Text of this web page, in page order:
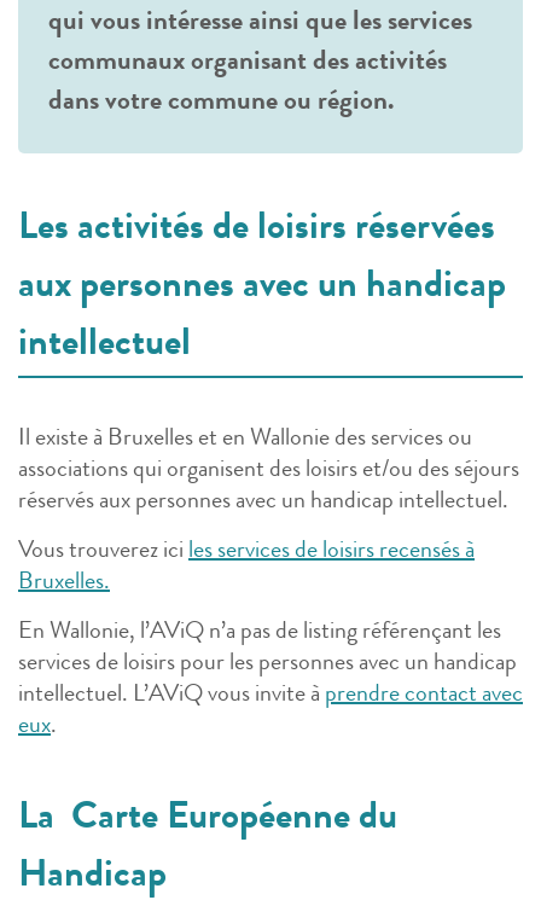
qui vous intéresse ainsi que les services
communaux organisant des activités
dans votre commune ou région.
Les activités de loisirs réservées
aux personnes avec un handicap
intellectuel
Il existe à Bruxelles et en Wallonie des services ou
associations qui organisent des loisirs et/ou des séjours
réservés aux personnes avec un handicap intellectuel.
Vous trouverez ici les services de loisirs recensés à
Bruxelles.
En Wallonie, l’AViQ n’a pas de listing référençant les
services de loisirs pour les personnes avec un handicap
intellectuel. L’AViQ vous invite à prendre contact avec
eux.
La Carte Européenne du
Handicap